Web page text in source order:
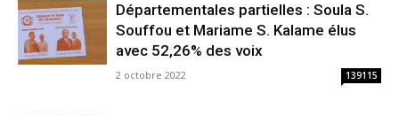
Départementales partielles : Soula S.
Souffou et Mariame S. Kalame élus
avec 52,26% des voix
2 octobre 2022 139115